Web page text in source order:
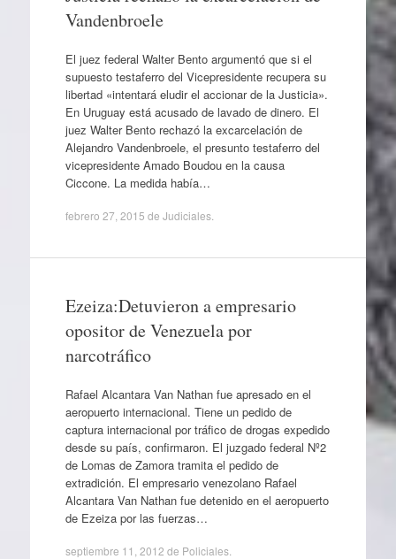
Vandenbroele
El juez federal Walter Bento argumentó que si el
supuesto testaferro del Vicepresidente recupera su
libertad «intentará eludir el accionar de la Justicia».
En Uruguay está acusado de lavado de dinero. El
juez Walter Bento rechazó la excarcelación de
Alejandro Vandenbroele, el presunto testaferro del
vicepresidente Amado Boudou en la causa
Ciccone. La medida había…
febrero 27, 2015 de Judiciales.
Ezeiza:Detuvieron a empresario
opositor de Venezuela por
narcotráfico
Rafael Alcantara Van Nathan fue apresado en el
aeropuerto internacional. Tiene un pedido de
captura internacional por tráfico de drogas expedido
desde su país, confirmaron. El juzgado federal Nº2
de Lomas de Zamora tramita el pedido de
extradición. El empresario venezolano Rafael
Alcantara Van Nathan fue detenido en el aeropuerto
de Ezeiza por las fuerzas…
septiembre 11, 2012 de Policiales.